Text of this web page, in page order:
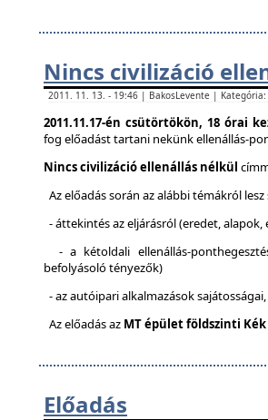
Nincs civilizáció
2011. 11. 13. - 19:46 | BakosLevente | Kategória:
2011.11.17-én csütörtökön, 18 órai
fog előadást tartani nekünk ellenállás-
Nincs civilizáció ellenállás nélkül
Az előadás során az alábbi témákról lesz
- áttekintés az eljárásról (eredet,
- a kétoldali ellenállás-
befolyásoló tényezők)
- az autóipari alkalmazások
Az előadás az MT épület földszinti
Előadás